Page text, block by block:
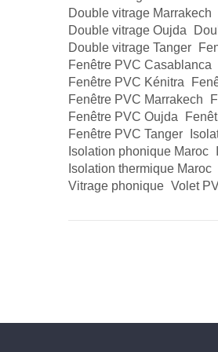
Double vitrage Marrakech
Double vitrage Oujda
Double vitrage Tanger
Fenêtre PVC Casablanca
Fenêtre PVC Kénitra
Fenêtre PVC Marrakech
Fenêtre PVC Oujda
Fenêtre PVC Tanger
Isolation phonique Maroc
Isolation thermique Maroc
Vitrage phonique Volet